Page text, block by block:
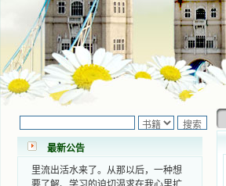
最新公告
小德兰爱心书屋最新公告 有一天，我
梦中，我看到一本打开的用石头做的
书，我用舌头去舔它，觉得有一种甜
味，我就更用力去舔，最后从这本书
里流出活水来了。从那以后，一种想
要了解、学习的迫切渴求在我心里扩